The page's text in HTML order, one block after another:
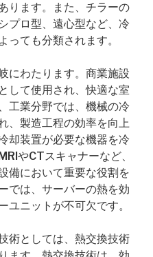
ります。また、チラーの
プロ型、遠心型など、冷
っても分類されます。
にわたります。商業施設
して使用され、快適な室
工業分野では、機械の冷
、製造工程の効率を向上
却装置が必要な機器を冷
やCTスキャナーなど、
備において重要な役割を
では、サーバーの熱を効
ユニットが不可欠です。
術としては、熱交換技術